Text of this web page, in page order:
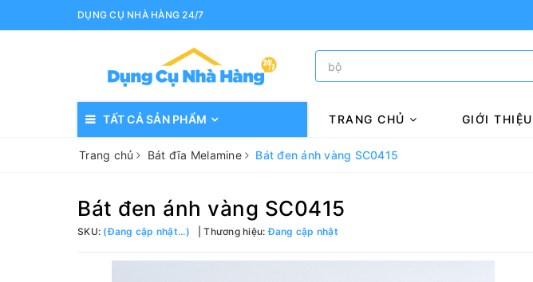
DỤNG CỤ NHÀ HÀNG 24/7
TẤT CẢ SẢN PHẨM TRANG CHỦ GIỚI THIỆU
Trang chủ Bát đĩa Melamine Bát đen ánh vàng SC0415
Bát đen ánh vàng SC0415
SKU: (Đang cập nhật...) Thương hiệu:Đang cập nhật